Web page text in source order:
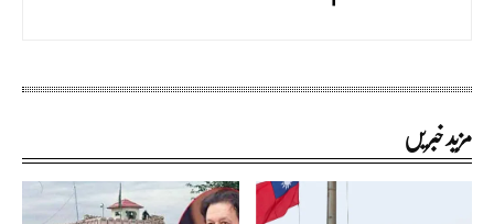
مزید خبریں